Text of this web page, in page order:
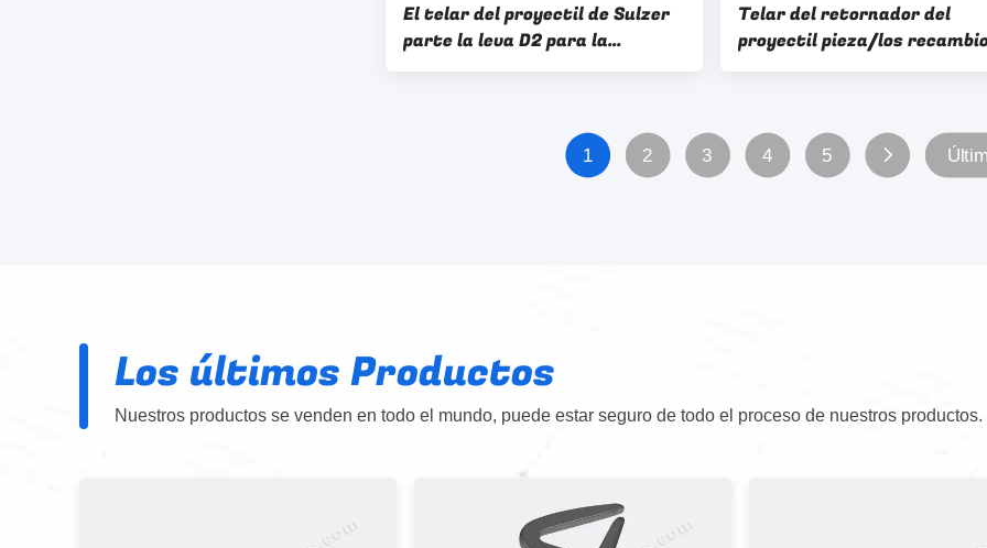
El telar del proyectil de Sulzer
parte la leva D2 para la
maquinaria 911 de las materias
Telar del retornador del
proyectil pieza/los
para la maquinaria D1/D12
1 2 3 4 5
Los últimos Productos
Nuestros productos se venden en todo el mundo, puede estar seguro de todo el proceso de nuestros productos.